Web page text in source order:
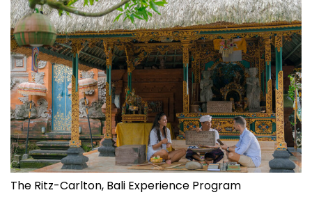
The Ritz-Carlton, Bali Experience Program